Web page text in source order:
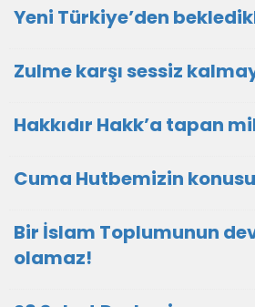
Yeni Türkiye’den
Zulme karşı sessiz
Hakkıdır Hakk’a tapan
Cuma Hutbemizin
Bir İslam Toplumunun
olamaz!